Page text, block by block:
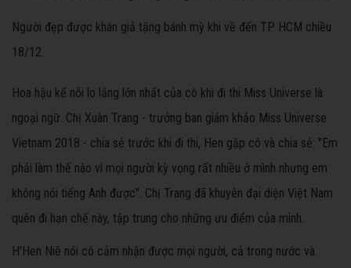
Người đẹp được khán giả tặng bánh mỳ khi về đến TP HCM chiều
18/12.
Hoa hậu kể nỗi lo lắng lớn nhất của cô khi đi thi Miss Universe là
ngoại ngữ. Chị Xuân Trang - trưởng ban giám khảo Miss Universe
Vietnam 2018 - chia sẻ trước khi đi thi, Hen gặp cô và chia sẻ: "Em
phải làm thế nào vì mọi người kỳ vọng rất nhiều ở mình nhưng em
không nói tiếng Anh được". Chị Trang đã khuyên đại diện Việt Nam
quên đi hạn chế này, tập trung cho những ưu điểm của mình.
H'Hen Niê nói cô cảm nhận được mọi người, cả trong nước và